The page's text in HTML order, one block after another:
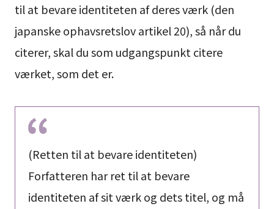
til at bevare identiteten af deres værk (den
japanske ophavsretslov artikel 20), så når du
citerer, skal du som udgangspunkt citere
værket, som det er.
(Retten til at bevare identiteten)
Forfatteren har ret til at bevare
identiteten af sit værk og dets titel, og må